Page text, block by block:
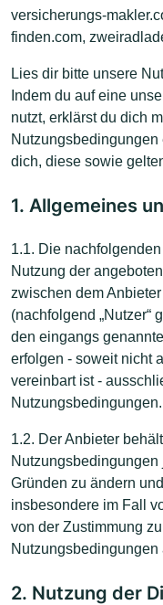
versicherungs-
finden.com,
Lies dir bitte unsere
Indem du auf eine
nutzt, erklärst du dich
dich, diese sowie
1. Allgemeines
1.1. Die
Nutzung der
zwischen dem
(nachfolgend „Nutzer“
den eingangs
erfolgen - soweit nicht
vereinbart ist -
Nutzungsbedingungen.
1.2. Der Anbieter
Gründen zu ändern
insbesondere im Fall
von der Zustimmung
2. Nutzung der